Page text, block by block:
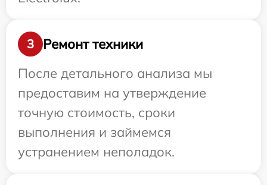
3
Ремонт техники
После детального анализа мы
предоставим на утверждение
точную стоимость, сроки
выполнения и займемся
устранением неполадок.